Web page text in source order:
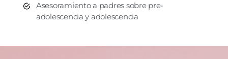
Asesoramiento a padres sobre pre-
adolescencia y adolescencia